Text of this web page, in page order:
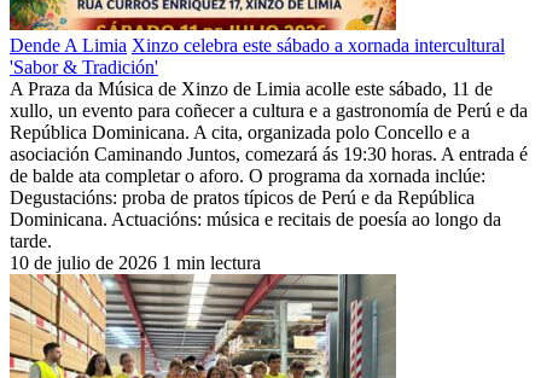
Dende A Limia Xinzo celebra este sábado a xornada intercultural
'Sabor & Tradición'
A Praza da Música de Xinzo de Limia acolle este sábado, 11 de
xullo, un evento para coñecer a cultura e a gastronomía de Perú e da
República Dominicana. A cita, organizada polo Concello e a
asociación Caminando Juntos, comezará ás 19:30 horas. A entrada é
de balde ata completar o aforo. O programa da xornada inclúe:
Degustacións: proba de pratos típicos de Perú e da República
Dominicana. Actuacións: música e recitais de poesía ao longo da
tarde.
10 de julio de 2026 1 min lectura